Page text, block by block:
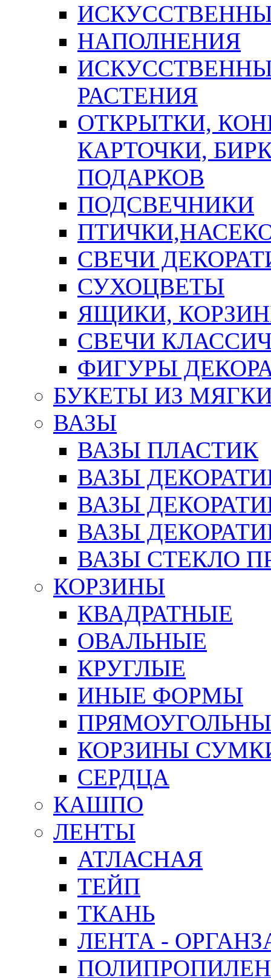
НАПОЛНЕНИЯ
РАСТЕНИЯ
ОТКРЫТКИ,
КАРТОЧКИ,
ПОДАРКОВ
ПОДСВЕЧНИКИ
СВЕЧИ
СУХОЦВЕТЫ
ЯЩИКИ,
СВЕЧИ
ФИГУРЫ
БУКЕТЫ ИЗ
ВАЗЫ
ВАЗЫ ПЛАСТИК
ВАЗЫ
ВАЗЫ
ВАЗЫ
ВАЗЫ СТЕКЛО
КОРЗИНЫ
КВАДРАТНЫЕ
ОВАЛЬНЫЕ
КРУГЛЫЕ
ИНЫЕ ФОРМЫ
КОРЗИНЫ
СЕРДЦА
КАШПО
ЛЕНТЫ
АТЛАСНАЯ
ТЕЙП
ТКАНЬ
ЛЕНТА -